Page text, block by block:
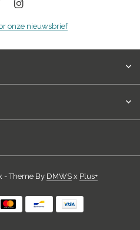
onze nieuwsbrief
- Theme By DMWSx Plus+